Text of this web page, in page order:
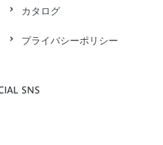
カタログ
プライバシーポリシー
SNS